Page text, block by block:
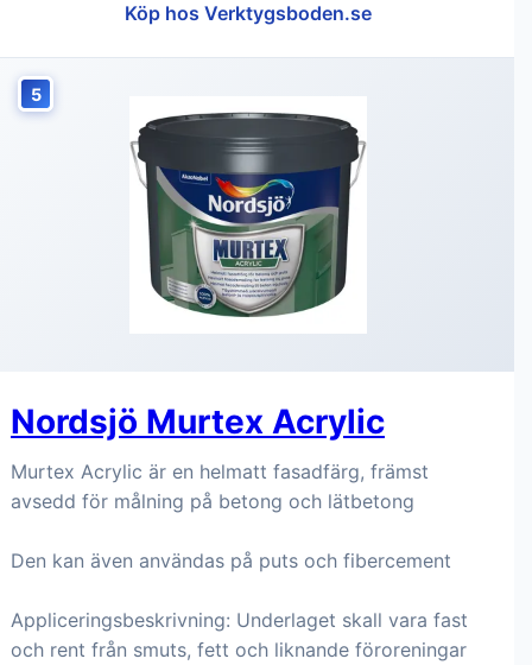
Köp hos Verktygsboden.se
5
Nordsjö Murtex Acrylic
Murtex Acrylic är en helmatt fasadfärg, främst
avsedd för målning på betong och lätbetong
Den kan även användas på puts och fibercement
Appliceringsbeskrivning: Underlaget skall vara fast
och rent från smuts, fett och liknande föroreningar